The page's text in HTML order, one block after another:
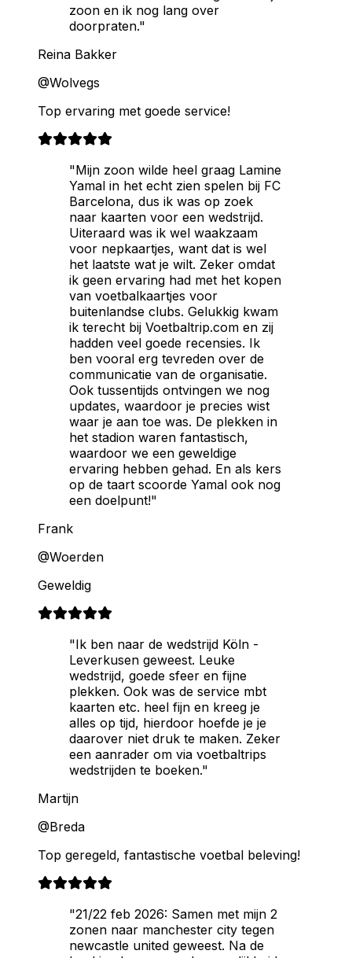
zoon en ik nog lang over
doorpraten."
Reina Bakker
@Wolvegs
Top ervaring met goede service!
"Mijn zoon wilde heel graag Lamine
Yamal in het echt zien spelen bij FC
Barcelona, dus ik was op zoek
naar kaarten voor een wedstrijd.
Uiteraard was ik wel waakzaam
voor nepkaartjes, want dat is wel
het laatste wat je wilt. Zeker omdat
ik geen ervaring had met het kopen
van voetbalkaartjes voor
buitenlandse clubs. Gelukkig kwam
ik terecht bij Voetbaltrip.com en zij
hadden veel goede recensies. Ik
ben vooral erg tevreden over de
communicatie van de organisatie.
Ook tussentijds ontvingen we nog
updates, waardoor je precies wist
waar je aan toe was. De plekken in
het stadion waren fantastisch,
waardoor we een geweldige
ervaring hebben gehad. En als kers
op de taart scoorde Yamal ook nog
een doelpunt!"
Frank
@Woerden
Geweldig
"Ik ben naar de wedstrijd Köln -
Leverkusen geweest. Leuke
wedstrijd, goede sfeer en fijne
plekken. Ook was de service mbt
kaarten etc. heel fijn en kreeg je
alles op tijd, hierdoor hoefde je je
daarover niet druk te maken. Zeker
een aanrader om via voetbaltrips
wedstrijden te boeken."
Martijn
@Breda
Top geregeld, fantastische voetbal beleving!
"21/22 feb 2026: Samen met mijn 2
zonen naar manchester city tegen
newcastle united geweest. Na de